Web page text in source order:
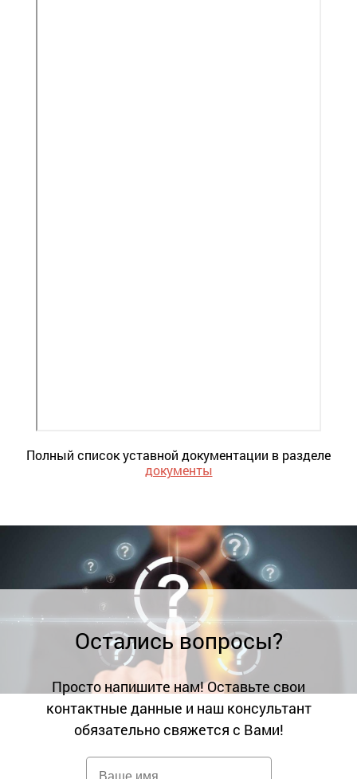
Полный список уставной документации в разделе
документы
Остались вопросы?
Просто напишите нам! Оставьте свои
контактные данные и наш консультант
обязательно свяжется с Вами!